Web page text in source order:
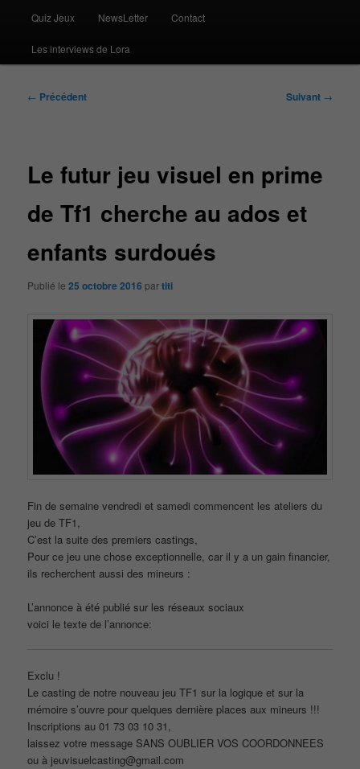
Quiz Jeux NewsLetter Contact
Les interviews de Lora
Navigation
← Précédent Suivant →
Le futur jeu visuel en prime
de Tf1 cherche au ados et
enfants surdoués
Publié le25 octobre 2016 partiti
Fin de semaine vendredi et samedi commencent les ateliers du
jeu de TF1,
C’est la suite des premiers castings,
Pour ce jeu une chose exceptionnelle, car il y a un gain financier,
ils recherchent aussi des mineurs :
L’annonce à été publié sur les réseaux sociaux
voici le texte de l’annonce:
Exclu !
Le casting de notre nouveau jeu TF1 sur la logique et sur la
mémoire s’ouvre pour quelques dernière places aux mineurs !!!
Inscriptions au 01 73 03 10 31,
laissez votre message SANS OUBLIER VOS COORDONNEES
ou à jeuvisuelcasting@gmail.com